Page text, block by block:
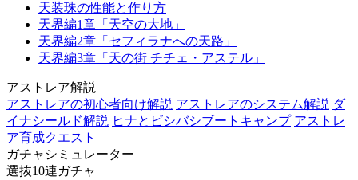
天装珠の性能と作り方
天界編1章「天空の大地」
天界編2章「セフィラナへの天路」
天界編3章「天の街 チチェ・アステル」
アストレア解説
アストレアの初心者向け解説 アストレアのシステム解説 ダ
イナシールド解説 ヒナとビシバシブートキャンプ アストレ
ア育成クエスト
ガチャシミュレーター
選抜10連ガチャ